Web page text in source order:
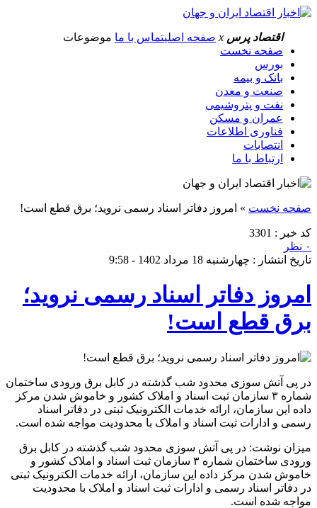
اقتصاد پرس x صفحه اصلیتماس با ما موضوعات
صفحه نخست
بورس
بانک و بیمه
صنعت و معدن
نفت و پتروشیمی
عمران و مسکن
فناوری اطلاعات
انتصابات
ارتباط با ما
صفحه نخست » امروز دفاتر اسناد رسمی نروید؛ برق قطع است!
کد خبر : 3301
۰ نظر
تاریخ انتشار : چهارشنبه 18 مرداد 1402 - 9:58
امروز دفاتر اسناد رسمی نروید؛
برق قطع است!
در پی آتش سوزی محدود شب گذشته در کابل برق ورودی ساختمان
شماره ۳ سازمان ثبت اسناد و املاک کشور و خاموش شدن مرکز
داده این سازمان، ارائه خدمات الکترونیک ثبتی در دفاتر اسناد
رسمی و ادارات ثبت اسناد و املاک با محدودیت مواجه شده است.
میزان نوشت: در پی آتش سوزی محدود شب گذشته در کابل برق
ورودی ساختمان شماره ۳ سازمان ثبت اسناد و املاک کشور و
خاموش شدن مرکز داده این سازمان، ارائه خدمات الکترونیک ثبتی
در دفاتر اسناد رسمی و ادارات ثبت اسناد و املاک با محدودیت
مواجه شده است.